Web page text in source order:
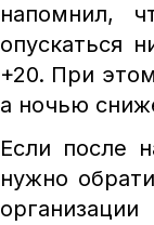
напомнил,
опускаться
+20. При
а ночью
Если после
нужно